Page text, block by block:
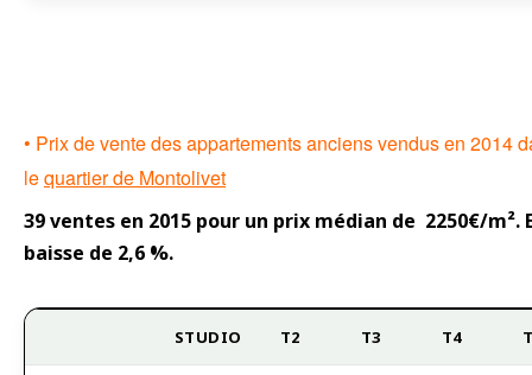
• Prix de vente des appartements anciens vendus en 2014
lequartier de Montolivet
39 ventes en 2015 pour un prix médian de 2250€/m².
baisse de 2,6 %.
STUDIO T2 T3 T4